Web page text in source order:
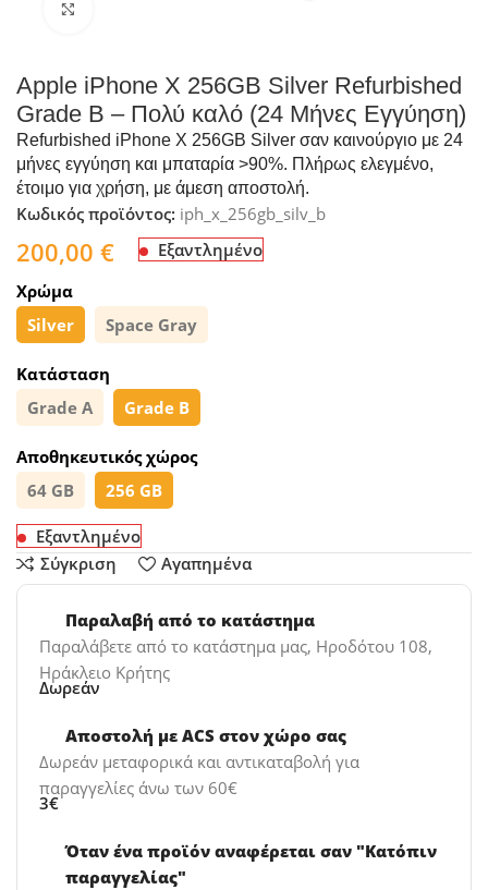
Apple iPhone X 256GB Silver Refurbished
Grade B – Πολύ καλό (24 Μήνες Εγγύηση)
Refurbished iPhone X 256GB Silver σαν καινούργιο με 24
μήνες εγγύηση και μπαταρία >90%. Πλήρως ελεγμένο,
έτοιμο για χρήση, με άμεση αποστολή.
Κωδικός προϊόντος: iph_x_256gb_silv_b
200,00€
Εξαντλημένο
Χρώμα
Silver
Space Gray
Κατάσταση
Grade A
Grade B
Αποθηκευτικός χώρος
64 GB
256 GB
Εξαντλημένο
Σύγκριση
Αγαπημένα
Παραλαβή από το κατάστημα
Παραλάβετε από το κατάστημα μας, Ηροδότου 108,
Ηράκλειο Κρήτης
Δωρεάν
Αποστολή με ACS στον χώρο σας
Δωρεάν μεταφορικά και αντικαταβολή για
παραγγελίες άνω των 60€
3€
Όταν ένα προϊόν αναφέρεται σαν "Κατόπιν
παραγγελίας"